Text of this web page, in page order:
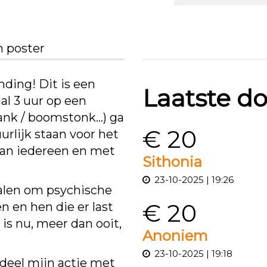
poster
Dit is een
3 uur op een
/ boomstonk...) ga
staan voor het
iedereen en met
om psychische
en hen die er last
nu, meer dan ooit,
mijn actie met
Laatste
€ 20
Sithonia
23-10-2025 | 19:26
€ 20
Anoniem
23-10-2025 | 19:18